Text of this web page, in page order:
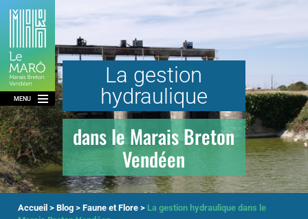
La gestion
hydraulique
dans le Marais Breton
Vendéen
3
Accueil > Blog > Faune et Flore > La gestion hydraulique dans le
MENU